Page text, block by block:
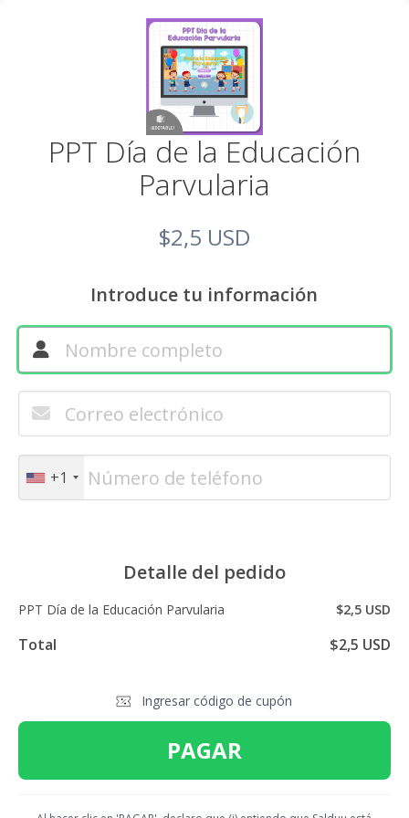
PPT Día de la Educación
Parvularia
$2,5 USD
Introduce tu información
+1
Detalle del pedido
PPT Día de la Educación Parvularia $2,5 USD
Total $2,5 USD
Ingresar código de cupón
PAGAR